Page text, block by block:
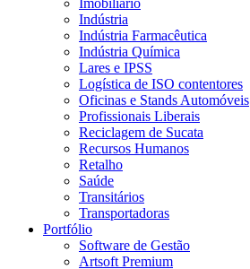
Indústria
Indústria Farmacêutica
Indústria Química
Lares e IPSS
Logística de ISO contentores
Oficinas e Stands Automóveis
Profissionais Liberais
Reciclagem de Sucata
Recursos Humanos
Retalho
Saúde
Transitários
Transportadoras
Portfólio
Software de Gestão
Artsoft Premium